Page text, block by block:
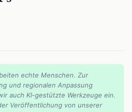
echte Menschen. Zur
und regionalen Anpassung
auch KI-gestützte Werkzeuge ein.
Veröffentlichung von unserer